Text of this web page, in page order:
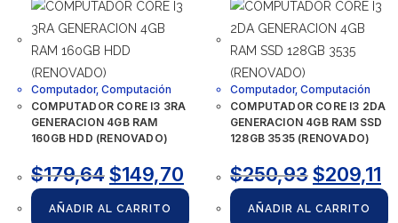
Computador, Computación
COMPUTADOR CORE I3 3RA
GENERACION 4GB RAM
160GB HDD (RENOVADO)
$179,64$149,70
AÑADIR AL CARRITO
Computador, Computación
COMPUTADOR CORE I3 2DA
GENERACION 4GB RAM SSD
128GB 3535 (RENOVADO)
$250,93$209,11
AÑADIR AL CARRITO